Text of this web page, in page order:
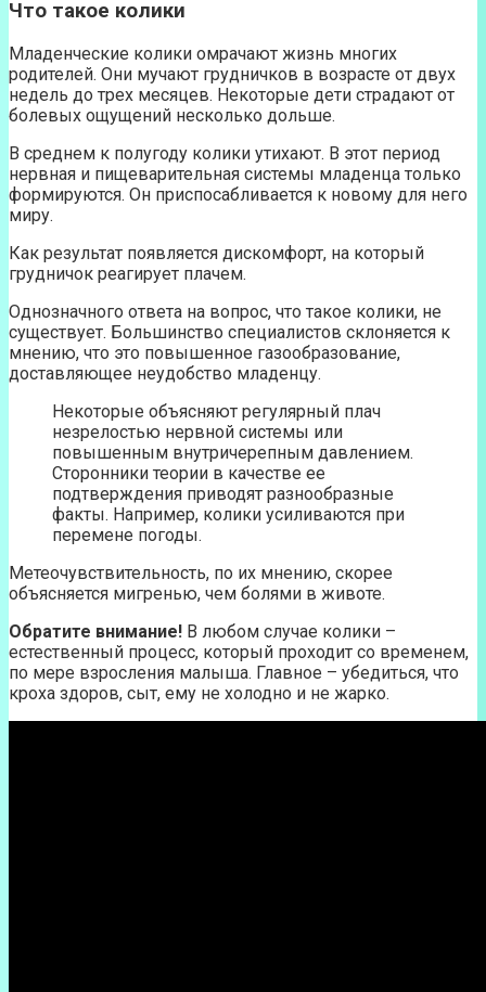
Что такое колики
Младенческие колики омрачают жизнь многих
родителей. Они мучают грудничков в возрасте от двух
недель до трех месяцев. Некоторые дети страдают от
болевых ощущений несколько дольше.
В среднем к полугоду колики утихают. В этот период
нервная и пищеварительная системы младенца только
формируются. Он приспосабливается к новому для него
миру.
Как результат появляется дискомфорт, на который
грудничок реагирует плачем.
Однозначного ответа на вопрос, что такое колики, не
существует. Большинство специалистов склоняется к
мнению, что это повышенное газообразование,
доставляющее неудобство младенцу.
Некоторые объясняют регулярный плач
незрелостью нервной системы или
повышенным внутричерепным давлением.
Сторонники теории в качестве ее
подтверждения приводят разнообразные
факты. Например, колики усиливаются при
перемене погоды.
Метеочувствительность, по их мнению, скорее
объясняется мигренью, чем болями в животе.
Обратите внимание! В любом случае колики –
естественный процесс, который проходит со временем,
по мере взросления малыша. Главное – убедиться, что
кроха здоров, сыт, ему не холодно и не жарко.